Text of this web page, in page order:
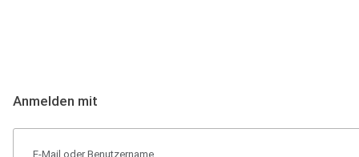
Anmelden mit